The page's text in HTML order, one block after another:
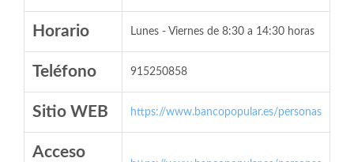
Horario Lunes - Viernes de 8:30 a 14:30 horas
Teléfono 915250858
Sitio WEB https://www.bancopopular.es/personas
Acceso